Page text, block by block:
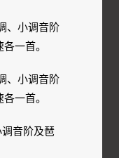
、小调音阶
一首。
、小调音阶
一首。
音阶及琶